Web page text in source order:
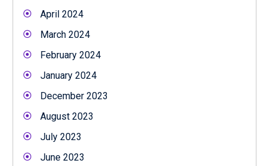
April 2024
March 2024
February 2024
January 2024
December 2023
August 2023
July 2023
June 2023